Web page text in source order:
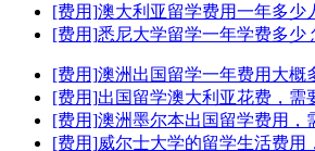
[费用]澳大利亚留学费用一年多少
[费用]悉尼大学留学一年学费多少
[费用]澳洲出国留学一年费用大概
[费用]出国留学澳大利亚花费，需
[费用]澳洲墨尔本出国留学费用，
[费用]威尔士大学的留学生活费用